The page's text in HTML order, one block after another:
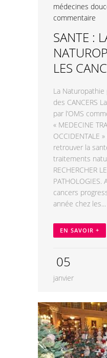
médecines
commentaire
SANTE :
LES
La
des CANCERS
par l’OMS
« MEDECINE
OCCIDENTALE
retrouver la
traitements
RECHERCHER
PATHOLOGIES.
cancers
année chez les...
EN SAVOIR +
05
janvier